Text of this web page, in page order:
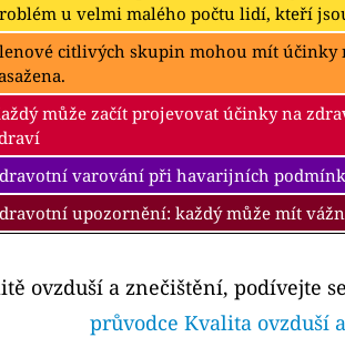
u velmi malého počtu lidí, kteří
citlivých skupin mohou mít účinky
může začít projevovat účinky na
varování při havarijních
upozornění: každý může mít
ovzduší a znečištění, podívejte
průvodce Kvalita ovzduší